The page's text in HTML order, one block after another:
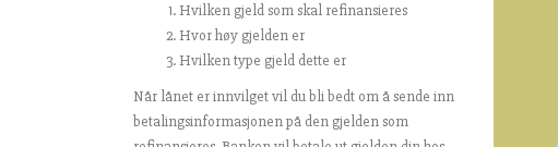
Hvilken gjeld som skal refinansieres
Hvor høy gjelden er
Hvilken type gjeld dette er
Når lånet er innvilget vil du bli bedt om å sende inn
betalingsinformasjonen på den gjelden som